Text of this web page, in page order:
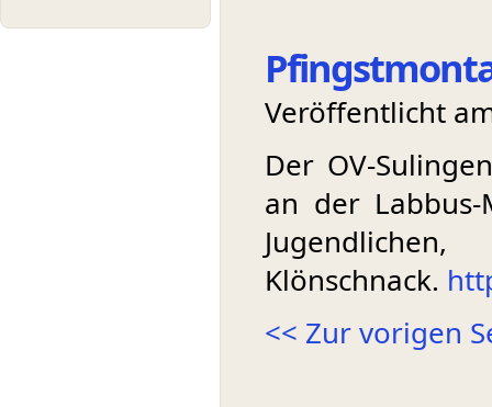
Veröffentlicht
Der OV-
an der
Klönschnack.
<< Zur vorigen